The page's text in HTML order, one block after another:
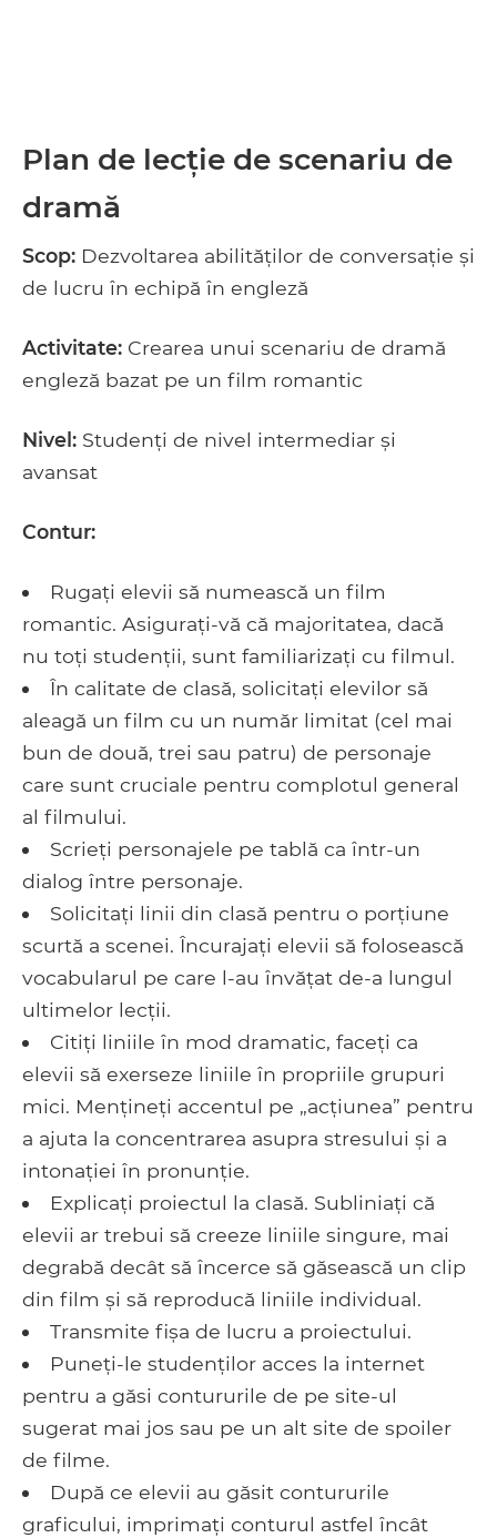
Plan de lecție de scenariu de
dramă
Scop: Dezvoltarea abilităților de conversație și
de lucru în echipă în engleză
Activitate: Crearea unui scenariu de dramă
engleză bazat pe un film romantic
Nivel: Studenți de nivel intermediar și
avansat
Contur:
Rugați elevii să numească un film
romantic. Asigurați-vă că majoritatea, dacă
nu toți studenții, sunt familiarizați cu filmul.
În calitate de clasă, solicitați elevilor să
aleagă un film cu un număr limitat (cel mai
bun de două, trei sau patru) de personaje
care sunt cruciale pentru complotul general
al filmului.
Scrieți personajele pe tablă ca într-un
dialog între personaje.
Solicitați linii din clasă pentru o porțiune
scurtă a scenei. Încurajați elevii să folosească
vocabularul pe care l-au învățat de-a lungul
ultimelor lecții.
Citiți liniile în mod dramatic, faceți ca
elevii să exerseze liniile în propriile grupuri
mici. Mențineți accentul pe „acțiunea” pentru
a ajuta la concentrarea asupra stresului și a
intonației în pronunție.
Explicați proiectul la clasă. Subliniați că
elevii ar trebui să creeze liniile singure, mai
degrabă decât să încerce să găsească un clip
din film și să reproducă liniile individual.
Transmite fișa de lucru a proiectului.
Puneți-le studenților acces la internet
pentru a găsi contururile de pe site-ul
sugerat mai jos sau pe un alt site de spoiler
de filme.
După ce elevii au găsit contururile
graficului, imprimați conturul astfel încât